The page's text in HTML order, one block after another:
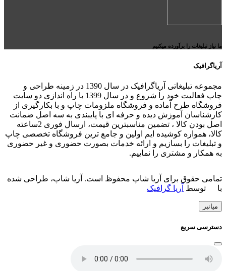
ما نیاز تبلیغات را برآورده میکنیم
آریاگرافیک
مجموعه تبلیغاتی آریاگرافیک در سال 1390 در زمینه طراحی و
چاپ فعالیت خود را شروع و در سال 1399 با راه اندازی دو سایت
فروشگاه طرح آماده و فروشگاه ملزومات چاپ و با بکارگیری از
کارشناسان آموزش دیده و حرفه ای با پایبندی به سه اصل ضمانت
اصل بودن کالا ، تضمین مناسبترین قیمت، ارسال فوری 2ساعته
کالا، همواره کوشیده ایم اولین و جامع ترین فروشگاه تخصصی چاپ
و تبلیغات را بسازیم و ارائه خدمات بصورت حضوری و غیر حضوری
به همکار و مشتری را نماییم.
تمامی حقوق برای آریا شاپ محفوظ است. آریا شاپ، طراحی شده
با
توسط آریا گرافیک
میانبر
دسترسی سریع